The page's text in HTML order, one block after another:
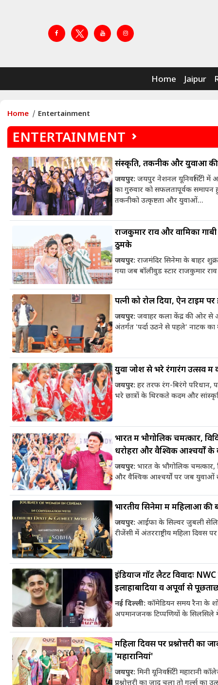
Home Jaipur
Home Entertainment
ENTERTAINMENT
संस्कृति, तकनीक और युवाओं की
जयपुर: जयपुर नेशनल यूनिवर्सिटी में
का गुरुवार को सफलतापूर्वक
तकनीको उत्कृष्टता और युवाओं...
राजकुमार राव और वामिका
ठुमके
जयपुर: राजमंदिर सिनेमा के बाहर
गया जब बॉलीवुड स्टार राजकुमार
पत्नी को रोल दिया, ऐन टाइम
जयपुर: जवाहर कला केंद्र की ओर से
अंतर्गत 'पर्दा उठने से पहले' नाटक का
युवा जोश से भरे रंगारंग उत्सव
जयपुर: हर तरफ रंग-बिरंगे परिधान,
भरे छात्रों के थिरकते कदम और
भारत में भौगोलिक चमत्कार,
धरोहरों और वैश्विक आश्चर्यों के
जयपुर: भारत के भौगोलिक चमत्कार,
और वैश्विक आश्चर्यों पर जब युवाओं
भारतीय सिनेमा में महिलाओं की
जयपुर: आईफा के सिल्वर जुबली
रीजेंसी में अंतरराष्ट्रीय महिला दिवस
इंडियाज गॉट लैटेंट विवादः
इलाहाबादिया व अपूर्वा से
नई दिल्ली: कॉमेडियन समय रैना के
अपमानजनक टिप्पणियों के सिलसिले
महिला दिवस पर प्रश्नोत्तरी का
'महारानियां'
जयपुर: मिनी यूनिवर्सिटी
प्रश्नोत्तरी का जादू चला तो गर्ल्स का